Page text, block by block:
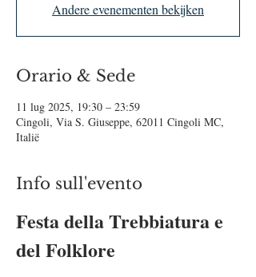
Andere evenementen bekijken
Orario & Sede
11 lug 2025, 19:30 – 23:59
Cingoli, Via S. Giuseppe, 62011 Cingoli MC,
Italië
Info sull'evento
Festa della Trebbiatura e
del Folklore